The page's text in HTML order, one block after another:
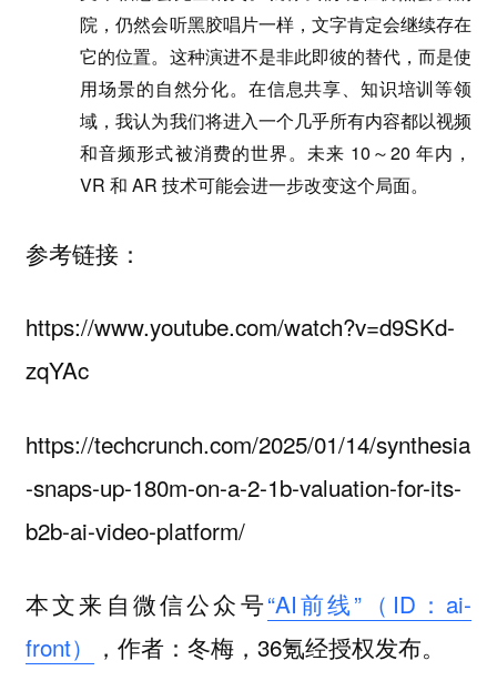
院，仍然会听黑胶唱片一样，文字肯定会继续存在
它的位置。这种演进不是非此即彼的替代，而是使
用场景的自然分化。在信息共享、知识培训等领
域，我认为我们将进入一个几乎所有内容都以视频
和音频形式被消费的世界。未来 10～20 年内，
VR 和 AR 技术可能会进一步改变这个局面。
参考链接：
https://www.youtube.com/watch?v=d9SKd-
zqYAc
https://techcrunch.com/2025/01/14/synthesia
-snaps-up-180m-on-a-2-1b-valuation-for-its-
b2b-ai-video-platform/
本文来自微信公众号“AI前线”（ID：ai-
front）
，作者：冬梅，36氪经授权发布。